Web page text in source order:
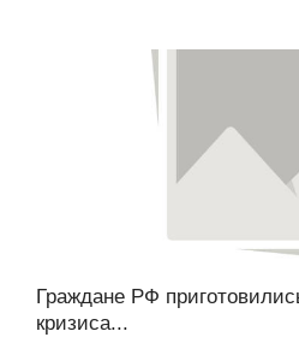
Граждане РФ
кризиса...